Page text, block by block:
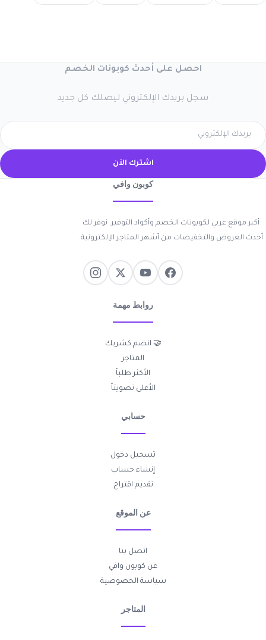
احصل على أحدث كوبونات الخصم
سجل بريدك الإلكتروني ليصلك كل جديد
اشترك الآن
كوبون وافي
أكبر موقع عربي لكوبونات الخصم وأكواد التوفير. نوفر لك
أحدث العروض والتخفيضات من أشهر المتاجر الإلكترونية.
روابط مهمة
🤝 انضم كشريك
المتاجر
الأكثر طلباً
الأعلى تصويتاً
حسابي
تسجيل دخول
إنشاء حساب
تقديم اقتراح
عن الموقع
اتصل بنا
عن كوبون وافي
سياسة الخصوصية
المتاجر